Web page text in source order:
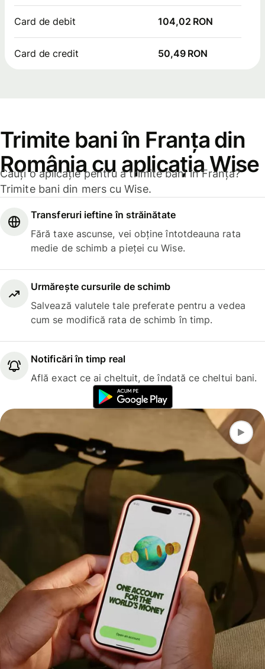
Card de debit 104,02 RON
Card de credit 50,49 RON
Trimite bani în Franța din
România cu aplicația Wise
Cauți o aplicație pentru a trimite bani în Franța?
Trimite bani din mers cu Wise.
Transferuri ieftine în străinătate
Fără taxe ascunse, vei obține întotdeauna rata
medie de schimb a pieței cu Wise.
Urmărește cursurile de schimb
Salvează valutele tale preferate pentru a vedea
cum se modifică rata de schimb în timp.
Notificări în timp real
Află exact ce ai cheltuit, de îndată ce cheltui bani.